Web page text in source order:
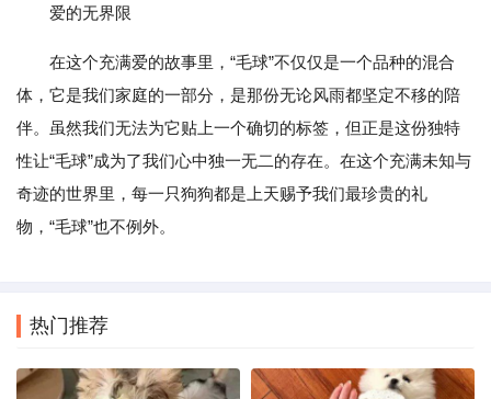
爱的无界限
在这个充满爱的故事里，“毛球”不仅仅是一个品种的混合
体，它是我们家庭的一部分，是那份无论风雨都坚定不移的陪
伴。虽然我们无法为它贴上一个确切的标签，但正是这份独特
性让“毛球”成为了我们心中独一无二的存在。在这个充满未知与
奇迹的世界里，每一只狗狗都是上天赐予我们最珍贵的礼
物，“毛球”也不例外。
热门推荐